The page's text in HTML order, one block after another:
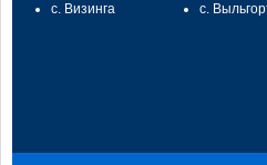
с. Визинга
с.